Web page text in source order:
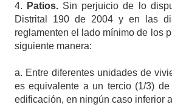
4. Patios. Sin perjuicio de lo
Distrital 190 de 2004 y en las
reglamenten el lado mínimo de los
siguiente manera:
a. Entre diferentes unidades de
es equivalente a un tercio (1/3)
edificación, en ningún caso inferior